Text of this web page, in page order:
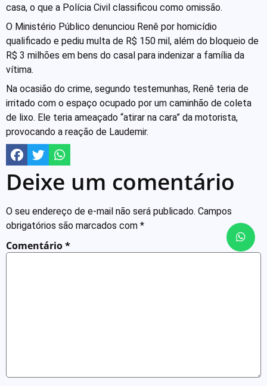
casa, o que a Polícia Civil classificou como omissão.
O Ministério Público denunciou Renê por homicídio
qualificado e pediu multa de R$ 150 mil, além do bloqueio de
R$ 3 milhões em bens do casal para indenizar a família da
vítima.
Na ocasião do crime, segundo testemunhas, Renê teria de
irritado com o espaço ocupado por um caminhão de coleta
de lixo. Ele teria ameaçado “atirar na cara” da motorista,
provocando a reação de Laudemir.
Deixe um comentário
O seu endereço de e-mail não será publicado. Campos
obrigatórios são marcados com *
Comentário*